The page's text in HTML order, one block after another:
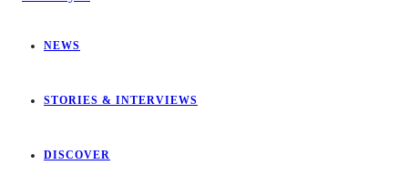
NEWS
STORIES & INTERVIEWS
DISCOVER